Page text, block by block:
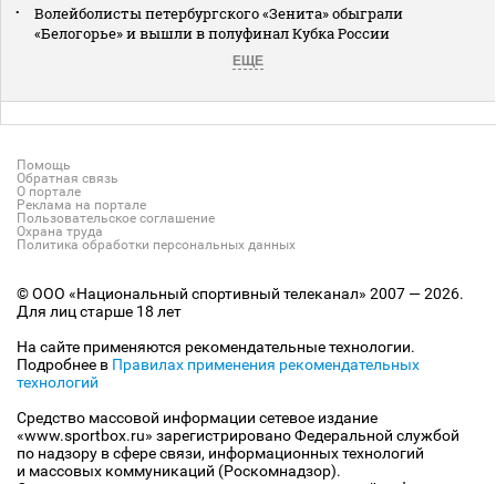
Волейболисты петербургского «Зенита» обыграли
«Белогорье» и вышли в полуфинал Кубка России
ЕЩЕ
Помощь
Обратная связь
О портале
Реклама на портале
Пользовательское соглашение
Охрана труда
Политика обработки персональных данных
© ООО «Национальный спортивный телеканал» 2007 — 2026.
Для лиц старше 18 лет
На сайте применяются рекомендательные технологии.
Подробнее в Правилах применения рекомендательных
технологий
Средство массовой информации сетевое издание
«www.sportbox.ru» зарегистрировано Федеральной службой
по надзору в сфере связи, информационных технологий
и массовых коммуникаций (Роскомнадзор).